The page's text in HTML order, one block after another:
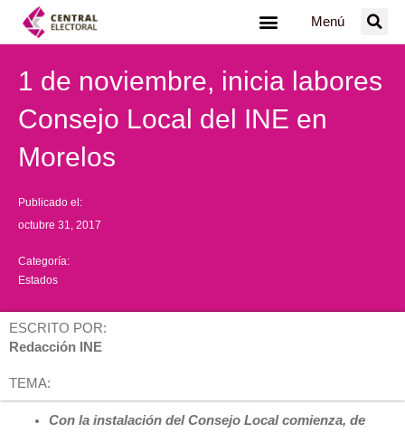
Menú
1 de noviembre, inicia labores
Consejo Local del INE en
Morelos
Publicado el:
octubre 31, 2017
Categoría:
Estados
ESCRITO POR:
Redacción INE
TEMA:
Con la instalación del Consejo Local comienza, de